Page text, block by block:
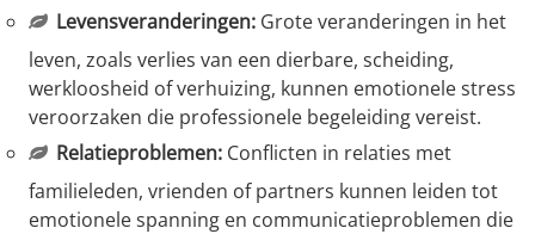
Levensveranderingen:Grote veranderingen in het
leven, zoals verlies van een dierbare, scheiding,
werkloosheid of verhuizing, kunnen emotionele stress
veroorzaken die professionele begeleiding vereist.
Relatieproblemen:Conflicten in relaties met
familieleden, vrienden of partners kunnen leiden tot
emotionele spanning en communicatieproblemen die